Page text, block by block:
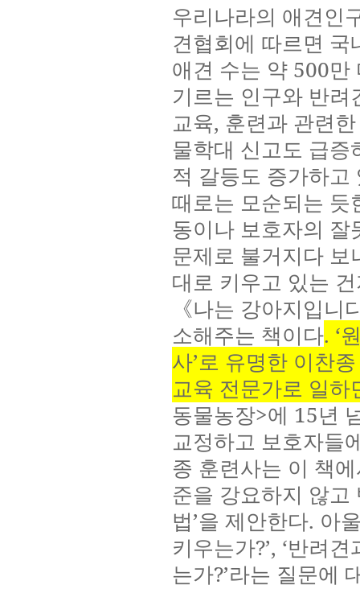
우리나라의 애견인
견협회에 따르면
애견 수는 약500만
기르는 인구와 반
교육, 훈련과 관련
물학대 신고도 급
적 갈등도 증가하고
때로는 모순되는 듯
동이나 보호자의
문제로 불거지다 보
대로 키우고 있는
《나는 강아지입
소해주는 책이다. ‘
사’로 유명한 이찬
교육 전문가로 일
동물농장>에 15년
교정하고 보호자들
종 훈련사는 이 책
준을 강요하지 않
법’을 제안한다. 아
키우는가?’, ‘반려견
는가?’라는 질문에